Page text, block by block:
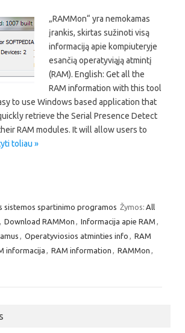
„RAMMon“ yra nemokamas
įrankis, skirtas sužinoti visą
informaciją apie kompiuteryje
esančią operatyviąją atmintį
(RAM). English: Get all the
RAM information with this tool
to use Windows based application that
retrieve the Serial Presence Detect
RAM modules. It will allow users to
toliau »
sistemos spartinimo programos Žymos: All
Download RAMMon Informacija apie RAM
Operatyviosios atminties info
RAM
informacija RAM information RAMMon